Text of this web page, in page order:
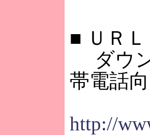
■ ＵＲＬ
ダウ
帯電話向
http://